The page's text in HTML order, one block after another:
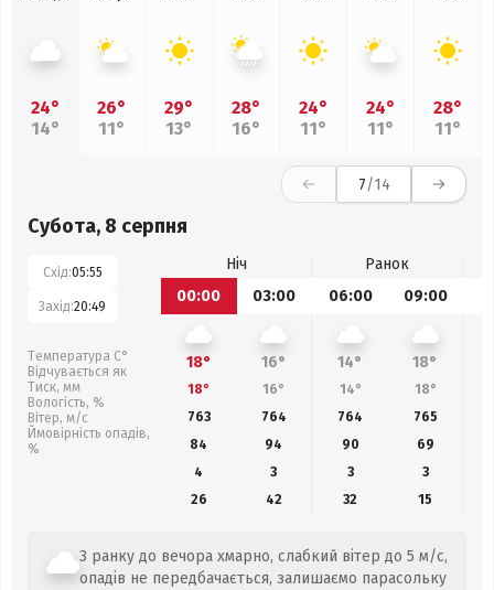
24°
14°
26°
11°
29°
13°
28°
16°
24°
11°
24°
11°
28°
11°
7/14
Субота, 8 серпня
Схід:05:55
Захід:20:49
Температура С°
Відчувається як
Тиск, мм
Вологість, %
Вітер, м/с
Ймовірність опадів,
%
Ніч
Ранок
00:00
03:00 06:00 09:00
18° 16° 14° 18°
18° 16° 14° 18°
763
764 764 765
84
94 90 69
4
3 3
3
26
42 32 15
З ранку до вечора хмарно, слабкий вітер до 5 м/с,
опадів не передбачається, залишаємо парасольку